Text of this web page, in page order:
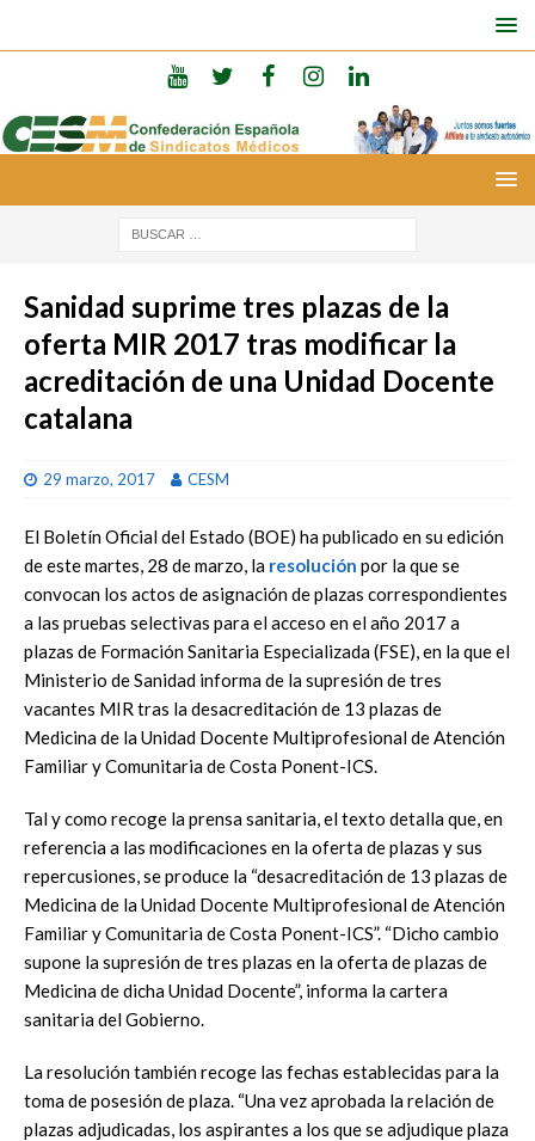
Sanidad suprime tres plazas de la
oferta MIR 2017 tras modificar la
acreditación de una Unidad Docente
catalana
29 marzo, 2017 CESM
El Boletín Oficial del Estado (BOE) ha publicado en su edición
de este martes, 28 de marzo, la resolución por la que se
convocan los actos de asignación de plazas correspondientes
a las pruebas selectivas para el acceso en el año 2017 a
plazas de Formación Sanitaria Especializada (FSE), en la que el
Ministerio de Sanidad informa de la supresión de tres
vacantes MIR tras la desacreditación de 13 plazas de
Medicina de la Unidad Docente Multiprofesional de Atención
Familiar y Comunitaria de Costa Ponent-ICS.
Tal y como recoge la prensa sanitaria, el texto detalla que, en
referencia a las modificaciones en la oferta de plazas y sus
repercusiones, se produce la “desacreditación de 13 plazas de
Medicina de la Unidad Docente Multiprofesional de Atención
Familiar y Comunitaria de Costa Ponent-ICS”. “Dicho cambio
supone la supresión de tres plazas en la oferta de plazas de
Medicina de dicha Unidad Docente”, informa la cartera
sanitaria del Gobierno.
La resolución también recoge las fechas establecidas para la
toma de posesión de plaza. “Una vez aprobada la relación de
plazas adjudicadas, los aspirantes a los que se adjudique plaza